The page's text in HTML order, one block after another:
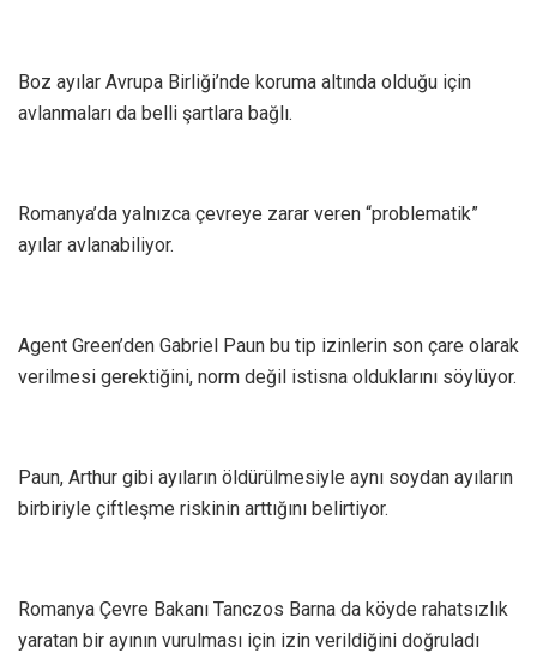
Boz ayılar Avrupa Birliği’nde koruma altında olduğu için
avlanmaları da belli şartlara bağlı.
Romanya’da yalnızca çevreye zarar veren “problematik”
ayılar avlanabiliyor.
Agent Green’den Gabriel Paun bu tip izinlerin son çare olarak
verilmesi gerektiğini, norm değil istisna olduklarını söylüyor.
Paun, Arthur gibi ayıların öldürülmesiyle aynı soydan ayıların
birbiriyle çiftleşme riskinin arttığını belirtiyor.
Romanya Çevre Bakanı Tanczos Barna da köyde rahatsızlık
yaratan bir ayının vurulması için izin verildiğini doğruladı